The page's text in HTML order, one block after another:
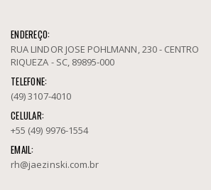
ENDEREÇO:
RUA LINDOR JOSE POHLMANN, 230 - CENTRO
RIQUEZA - SC, 89895-000
TELEFONE:
(49) 3107-4010
CELULAR:
+55 (49) 9976-1554
EMAIL:
rh@jaezinski.com.br